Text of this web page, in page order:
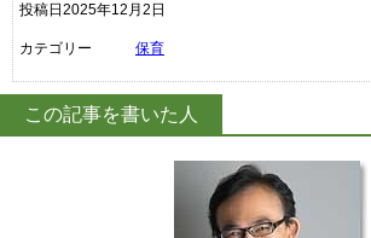
投稿日2025年12月2日
カテゴリー 保育
この記事を書いた人